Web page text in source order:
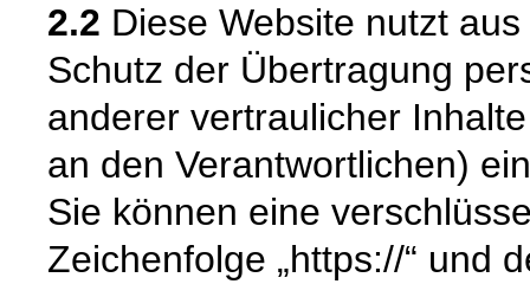
2.2 Diese Website nutzt
Schutz der Übertragung
anderer vertraulicher
an den Verantwortlichen)
Sie können eine
Zeichenfolge „https://“ und